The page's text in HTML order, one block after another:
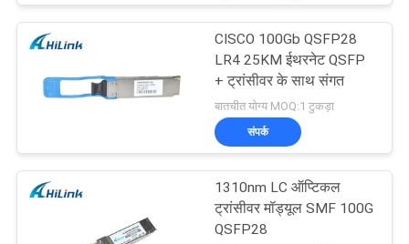
CISCO 100Gb QSFP28
LR4 25KM ईथरनेट QSFP
+ ट्रांसीवर के साथ संगत
बातचीत योग्य MOQ:1 टुकड़ा
संपर्क
1310nm LC ऑप्टिकल
ट्रांसीवर मॉड्यूल SMF 100G
QSFP28